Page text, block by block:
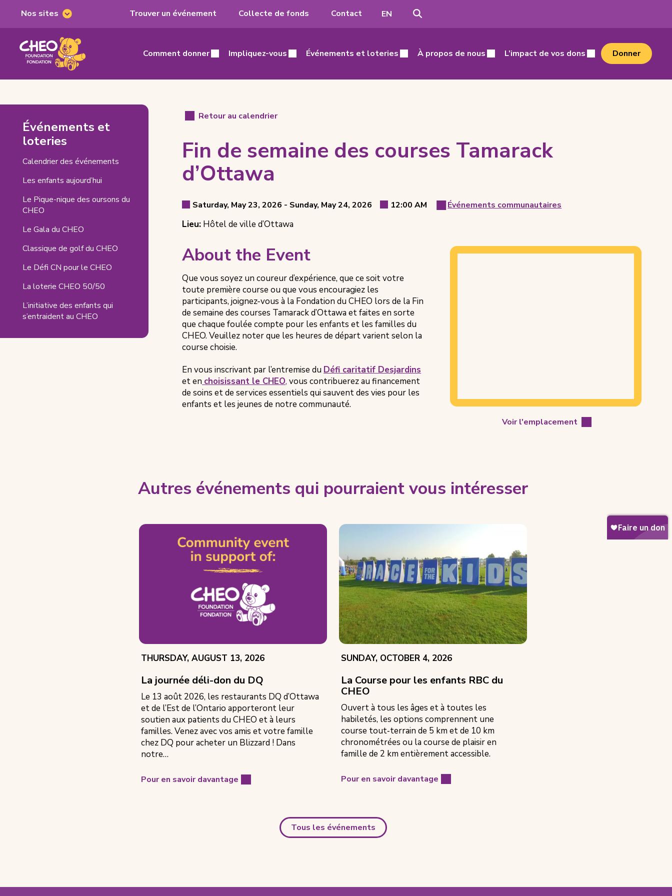
Nos
sites
Nos sites Trouver un événement Collecte de fonds Contact ENPasser
l'anglais
Fondation
du
CHEO,
Main
Comment donner Impliquez-vous Événements et loteries À propos de nous L’impact de vos dons Donner
semaine
des
courses
Tamarack
d’Ottawa
Related
Pages
Événements et
loteries
Calendrier des événements
Les enfants aujourd’hui(s'ouvre
un
Le Pique-nique des oursons du
CHEO
Le Gala du CHEO
Classique de golf du CHEO
Le Défi CN pour le CHEO
La loterie CHEO 50/50
L’initiative des enfants qui
s’entraident au CHEO
Retour au calendrier
Fin de semaine des courses Tamarack
d’Ottawa
Event
Details
Event
Date
Saturday, May 23, 2026 - through
Sunday, May 24, 2026 12:00 AM Événements communautaires
Event
Lieu: Hôtel de ville d’Ottawa
About the Event
Que vous soyez un coureur d’expérience, que ce soit votre
toute première course ou que vous encouragiez les
participants, joignez-vous à la Fondation du CHEO lors de la Fin
de semaine des courses Tamarack d’Ottawa et faites en sorte
que chaque foulée compte pour les enfants et les familles du
CHEO. Veuillez noter que les heures de départ varient selon la
course choisie.
En vous inscrivant par l’entremise du Défi caritatif Desjardins
et en choisissant le CHEO, vous contribuerez au financement
de soins et de services essentiels qui sauvent des vies pour les
enfants et les jeunes de notre communauté.
Voir l'emplacement
Autres événements qui pourraient vous intéresser
EVENT
THURSDAY, AUGUST 13, 2026
La journée déli-don du DQ
Le 13 août 2026, les restaurants DQ d’Ottawa
et de l’Est de l’Ontario apporteront leur
soutien aux patients du CHEO et à leurs
familles. Venez avec vos amis et votre famille
chez DQ pour acheter un Blizzard ! Dans
notre…
Pour en savoir davantage
EVENT
SUNDAY, OCTOBER 4, 2026
La Course pour les enfants RBC du
CHEO
Ouvert à tous les âges et à toutes les
habiletés, les options comprennent une
course tout‑terrain de 5 km et de 10 km
chronométrées ou la course de plaisir en
famille de 2 km entièrement accessible.
Pour en savoir davantage
Tous les événements